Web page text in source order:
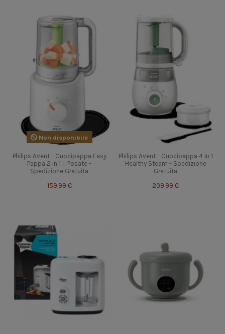
Non disponibile
Philips Avent - Cuocipappa Easy
Pappa 2 in 1 + Posate -
Spedizione Gratuita
159,99 €
Philips Avent - Cuocipappa 4 In 1
Healthy Steam - Spedizione
Gratuita
209,99 €